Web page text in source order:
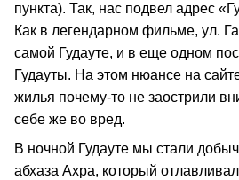
пункта). Так, нас подвел адрес
Как в легендарном фильме, ул.
самой Гудауте, и в еще одном
Гудауты. На этом нюансе на
жилья почему-то не заострили
себе же во вред.
В ночной Гудауте мы стали
абхаза Ахра, который